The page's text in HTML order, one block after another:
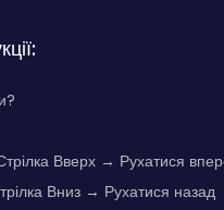
Вверх → Рухатися
Вниз → Рухатися назад